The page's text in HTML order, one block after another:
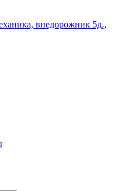
внедорожник 5д.,